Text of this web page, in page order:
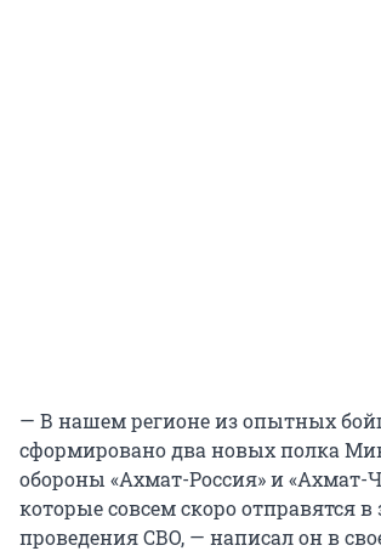
— В нашем регионе из опытных
сформировано два новых полка
обороны «Ахмат-Россия» и «Ахмат-
которые совсем скоро отправятся в
проведения СВО, — написал он в